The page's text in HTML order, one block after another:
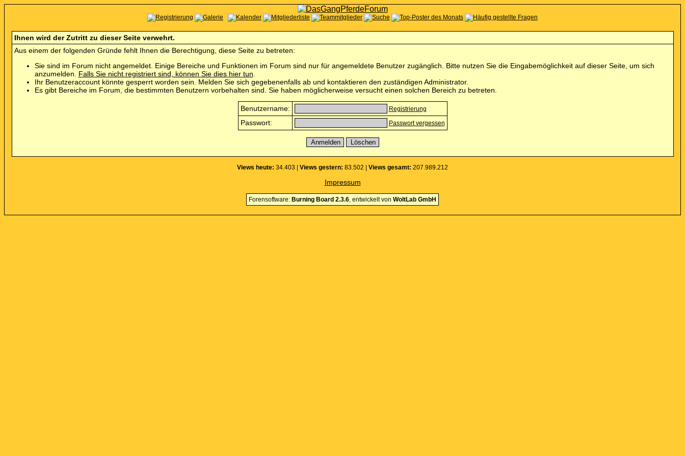
Ihnen wird der Zutritt zu dieser Seite verwehrt.
Aus einem der folgenden Gründe fehlt Ihnen die Berechtigung, diese Seite zu betreten:
Sie sind im Forum nicht angemeldet. Einige Bereiche und Funktionen im Forum sind nur für angemeldete Benutzer zugänglich. Bitte nutzen Sie die Eingabemöglichkeit auf dieser Seite, um sich
anzumelden. Falls Sie nicht registriert sind, können Sie dies hier tun
Ihr Benutzeraccount könnte gesperrt worden sein. Melden Sie sich gegebenenfalls ab und kontaktieren den zuständigen Administrator.
Es gibt Bereiche im Forum, die bestimmten Benutzern vorbehalten sind. Sie haben möglicherweise versucht einen solchen Bereich zu betreten.
Benutzername: Registrierung
Passwort: Passwort vergessen
Views heute: 34.403 | Views gestern: 83.502 | Views gesamt: 207.989.212
Impressum
Forensoftware: Burning Board 2.3.6, entwickelt von WoltLab GmbH